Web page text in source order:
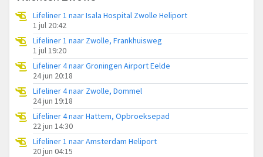
Lifeliner 1 naar Isala Hospital Zwolle Heliport
1 jul 20:42
Lifeliner 1 naar Zwolle, Frankhuisweg
1 jul 19:20
Lifeliner 4 naar Groningen Airport Eelde
24 jun 20:18
Lifeliner 4 naar Zwolle, Dommel
24 jun 19:18
Lifeliner 4 naar Hattem, Opbroeksepad
22 jun 14:30
Lifeliner 1 naar Amsterdam Heliport
20 jun 04:15